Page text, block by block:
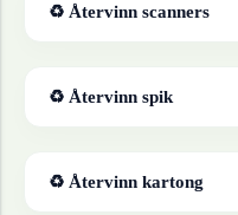
♻ Återvinn scanners
♻ Återvinn spik
♻ Återvinn kartong